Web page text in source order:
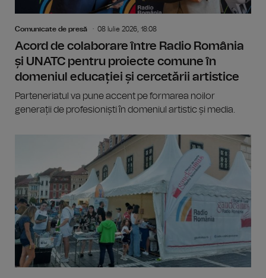
Comunicate de presă 08 Iulie 2026, 18:08
Acord de colaborare între Radio România
și UNATC pentru proiecte comune în
domeniul educației și cercetării artistice
Parteneriatul va pune accent pe formarea noilor
generații de profesioniști în domeniul artistic și media.